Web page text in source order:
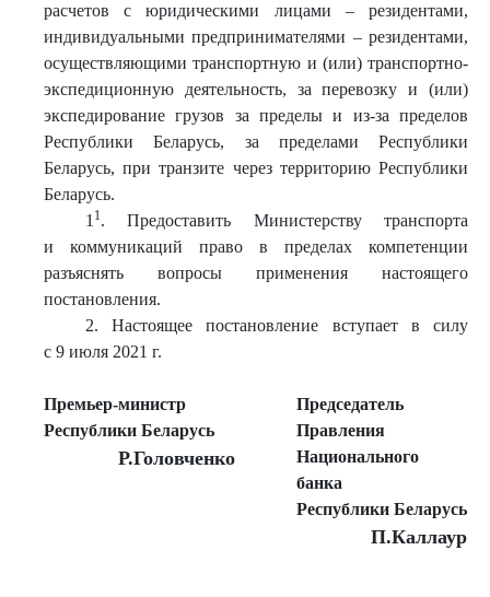
расчетов с юридическими лицами – резидентами,
индивидуальными предпринимателями – резидентами,
осуществляющими транспортную и (или) транспортно-
экспедиционную деятельность, за перевозку и (или)
экспедирование грузов за пределы и из-за пределов
Республики Беларусь, за пределами Республики
Беларусь, при транзите через территорию Республики
Беларусь.
1 1. Предоставить Министерству транспорта
и коммуникаций право в пределах компетенции
разъяснять вопросы применения настоящего
постановления.
2. Настоящее постановление вступает в силу
с 9 июля 2021 г.
Премьер-министр
Республики Беларусь
Р.Головченко
Председатель
Правления
Национального
банка
Республики Беларусь
П.Каллаур